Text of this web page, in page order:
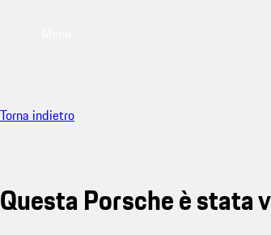
Torna indietro
Questa Porsche è stata